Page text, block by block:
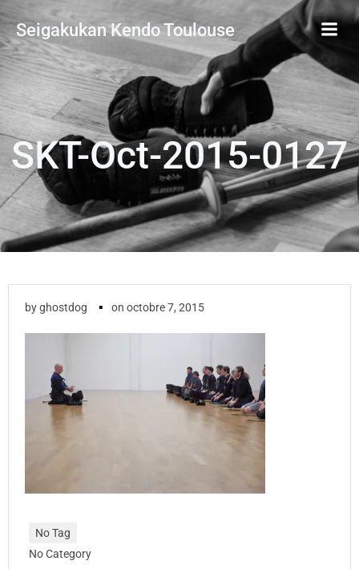
Aller
au
contenu
Seigakukan Kendo Toulouse
SKT-Oct-2015-0127
byghostdog ▪ on octobre 7, 2015
No Tag
No Category